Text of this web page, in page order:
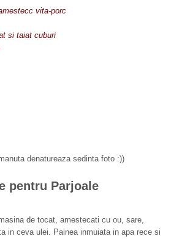
vita-porc
si taiat cuburi
sedinta foto :))
pentru Parjoale
de tocat, amestecati cu ou, sare,
in ceva ulei. Painea inmuiata in apa rece si